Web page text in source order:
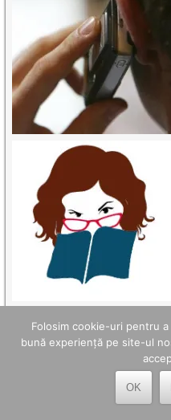
Folosim cookie-uri pentru
bună experiență pe site-ul
OK